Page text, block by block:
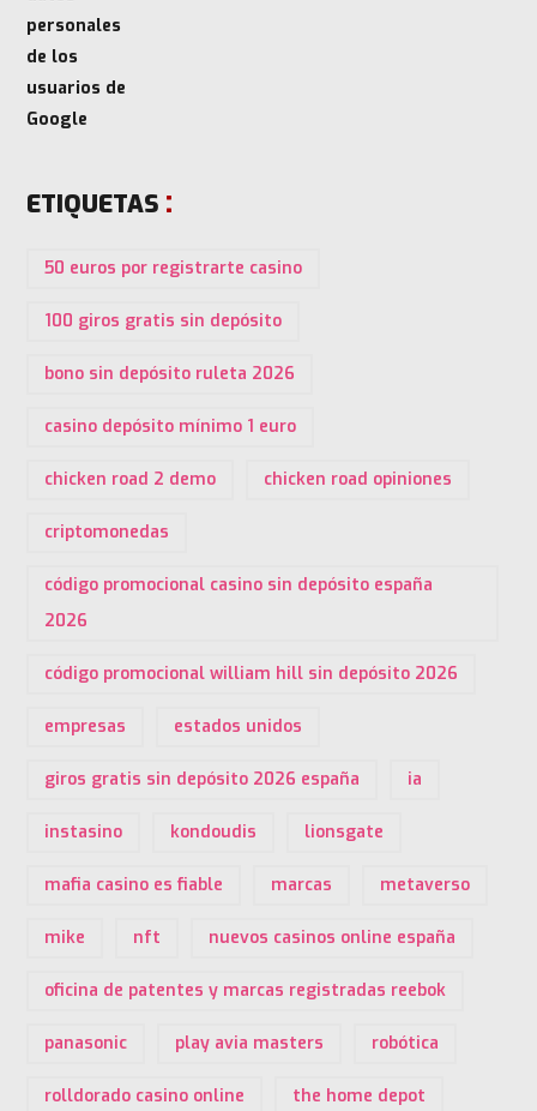
ETIQUETAS
50 euros por registrarte casino
100 giros gratis sin depósito
bono sin depósito ruleta 2026
casino depósito mínimo 1 euro
chicken road 2 demo chicken road opiniones
criptomonedas
código promocional casino sin depósito españa
2026
código promocional william hill sin depósito 2026
empresas estados unidos
giros gratis sin depósito 2026 españa ia
instasino kondoudis lionsgate
mafia casino es fiable marcas metaverso
mike nft nuevos casinos online españa
oficina de patentes y marcas registradas reebok
panasonic play avia masters robótica
rolldorado casino online the home depot